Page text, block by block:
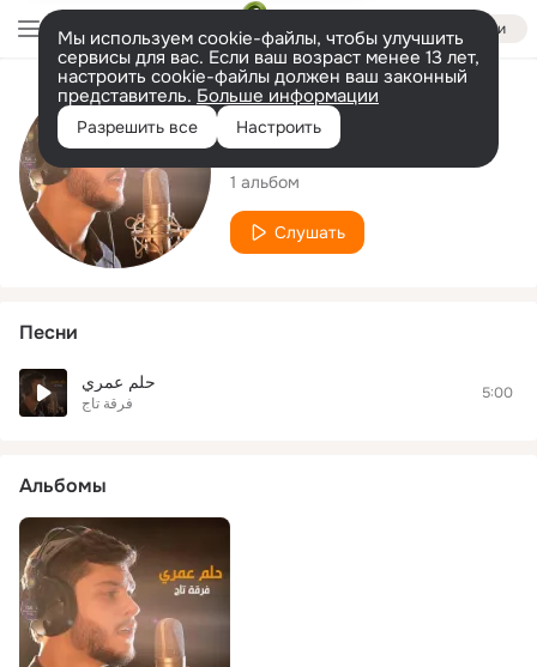
Войти
Мы используем cookie-файлы, чтобы улучшить
сервисы для вас. Если ваш возраст менее 13 лет,
настроить cookie-файлы должен ваш законный
представитель. Больше информации
Разрешить все Настроить
Исполнитель
فرقة تاج
1 альбом
Слушать
Песни
حلم عمري
فرقة تاج
5:00
Альбомы